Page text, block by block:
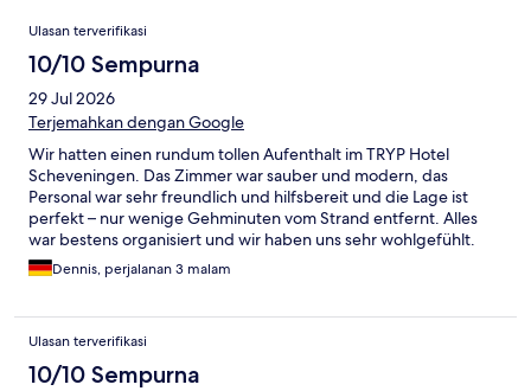
Ulasan
Ulasan terverifikasi
10/10 Sempurna
29 Jul 2026
Terjemahkan dengan Google
Wir hatten einen rundum tollen Aufenthalt im TRYP Hotel
Scheveningen. Das Zimmer war sauber und modern, das
Personal war sehr freundlich und hilfsbereit und die Lage ist
perfekt – nur wenige Gehminuten vom Strand entfernt. Alles
war bestens organisiert und wir haben uns sehr wohlgefühlt.
Wir würden jederzeit wiederkommen und können das Hotel
uneingeschränkt weiterempfehlen!
Dennis, perjalanan 3 malam
Ulasan terverifikasi
10/10 Sempurna